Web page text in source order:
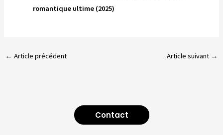
romantique ultime (2025)
← Article précédent Article suivant →
Contact